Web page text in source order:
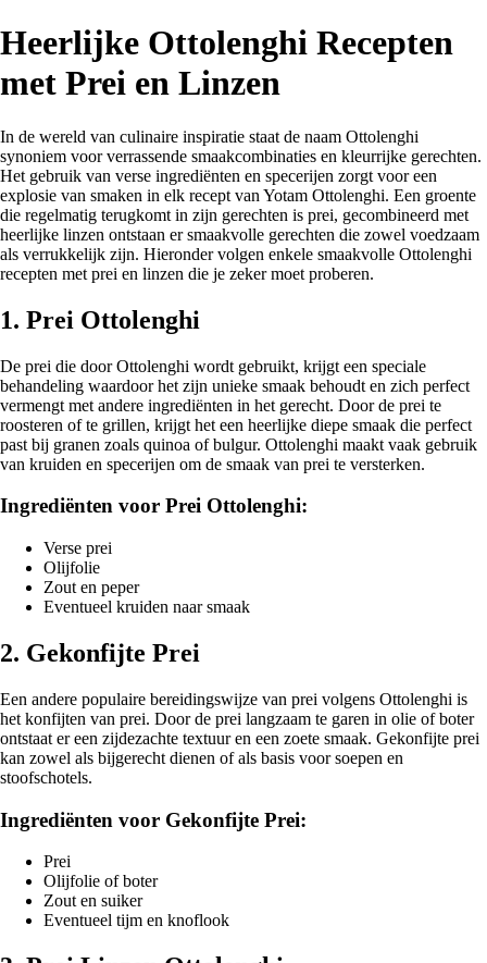
Heerlijke Ottolenghi Recepten
met Prei en Linzen
In de wereld van culinaire inspiratie staat de naam Ottolenghi
synoniem voor verrassende smaakcombinaties en kleurrijke gerechten.
Het gebruik van verse ingrediënten en specerijen zorgt voor een
explosie van smaken in elk recept van Yotam Ottolenghi. Een groente
die regelmatig terugkomt in zijn gerechten is prei, gecombineerd met
heerlijke linzen ontstaan er smaakvolle gerechten die zowel voedzaam
als verrukkelijk zijn. Hieronder volgen enkele smaakvolle Ottolenghi
recepten met prei en linzen die je zeker moet proberen.
1. Prei Ottolenghi
De prei die door Ottolenghi wordt gebruikt, krijgt een speciale
behandeling waardoor het zijn unieke smaak behoudt en zich perfect
vermengt met andere ingrediënten in het gerecht. Door de prei te
roosteren of te grillen, krijgt het een heerlijke diepe smaak die perfect
past bij granen zoals quinoa of bulgur. Ottolenghi maakt vaak gebruik
van kruiden en specerijen om de smaak van prei te versterken.
Ingrediënten voor Prei Ottolenghi:
Verse prei
Olijfolie
Zout en peper
Eventueel kruiden naar smaak
2. Gekonfijte Prei
Een andere populaire bereidingswijze van prei volgens Ottolenghi is
het konfijten van prei. Door de prei langzaam te garen in olie of boter
ontstaat er een zijdezachte textuur en een zoete smaak. Gekonfijte prei
kan zowel als bijgerecht dienen of als basis voor soepen en
stoofschotels.
Ingrediënten voor Gekonfijte Prei:
Prei
Olijfolie of boter
Zout en suiker
Eventueel tijm en knoflook